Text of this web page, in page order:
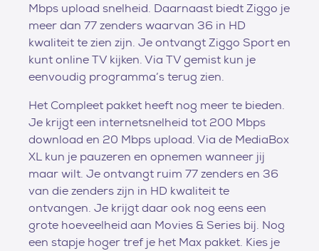
Mbps upload snelheid. Daarnaast biedt Ziggo je
meer dan 77 zenders waarvan 36 in HD
kwaliteit te zien zijn. Je ontvangt Ziggo Sport en
kunt online TV kijken. Via TV gemist kun je
eenvoudig programma’s terug zien.
Het Compleet pakket heeft nog meer te bieden.
Je krijgt een internetsnelheid tot 200 Mbps
download en 20 Mbps upload. Via de MediaBox
XL kun je pauzeren en opnemen wanneer jij
maar wilt. Je ontvangt ruim 77 zenders en 36
van die zenders zijn in HD kwaliteit te
ontvangen. Je krijgt daar ook nog eens een
grote hoeveelheid aan Movies & Series bij. Nog
een stapje hoger tref je het Max pakket. Kies je